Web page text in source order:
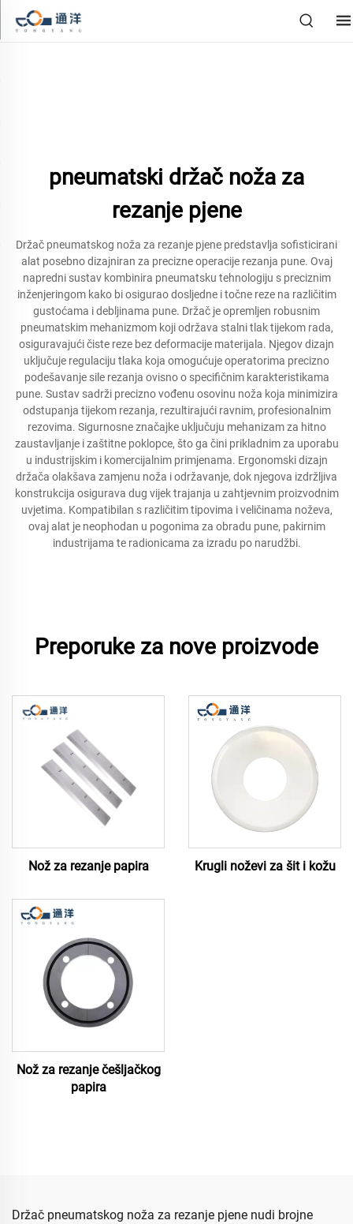
pneumatski držač noža za
rezanje pjene
Držač pneumatskog noža za rezanje pjene predstavlja sofisticirani
alat posebno dizajniran za precizne operacije rezanja pune. Ovaj
napredni sustav kombinira pneumatsku tehnologiju s preciznim
inženjeringom kako bi osigurao dosljedne i točne reze na različitim
gustoćama i debljinama pune. Držač je opremljen robusnim
pneumatskim mehanizmom koji održava stalni tlak tijekom rada,
osiguravajući čiste reze bez deformacije materijala. Njegov dizajn
uključuje regulaciju tlaka koja omogućuje operatorima precizno
podešavanje sile rezanja ovisno o specifičnim karakteristikama
pune. Sustav sadrži precizno vođenu osovinu noža koja minimizira
odstupanja tijekom rezanja, rezultirajući ravnim, profesionalnim
rezovima. Sigurnosne značajke uključuju mehanizam za hitno
zaustavljanje i zaštitne poklopce, što ga čini prikladnim za uporabu
u industrijskim i komercijalnim primjenama. Ergonomski dizajn
držača olakšava zamjenu noža i održavanje, dok njegova izdržljiva
konstrukcija osigurava dug vijek trajanja u zahtjevnim proizvodnim
uvjetima. Kompatibilan s različitim tipovima i veličinama noževa,
ovaj alat je neophodan u pogonima za obradu pune, pakirnim
industrijama te radionicama za izradu po narudžbi.
Preporuke za nove proizvode
Nož za rezanje papira Krugli noževi za šit i kožu
Nož za rezanje češljačkog
papira
Držač pneumatskog noža za rezanje pjene nudi brojne